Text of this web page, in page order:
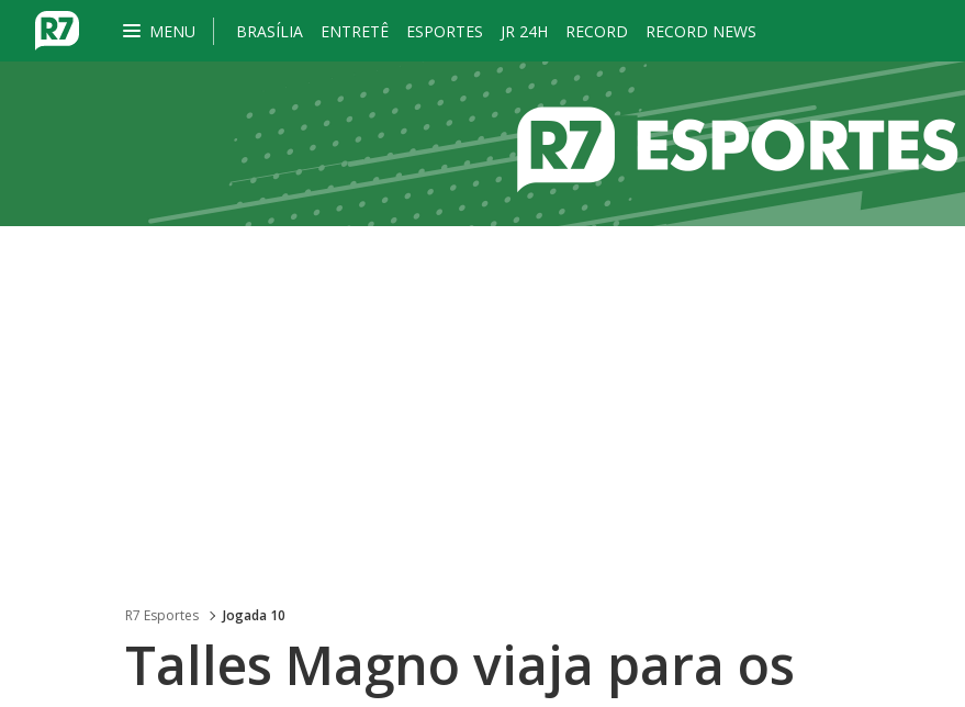
MENU BRASÍLIA ENTRETÊ ESPORTES JR 24H RECORD RECORD NEWS
R7 Esportes Jogada 10
Talles Magno viaja para os